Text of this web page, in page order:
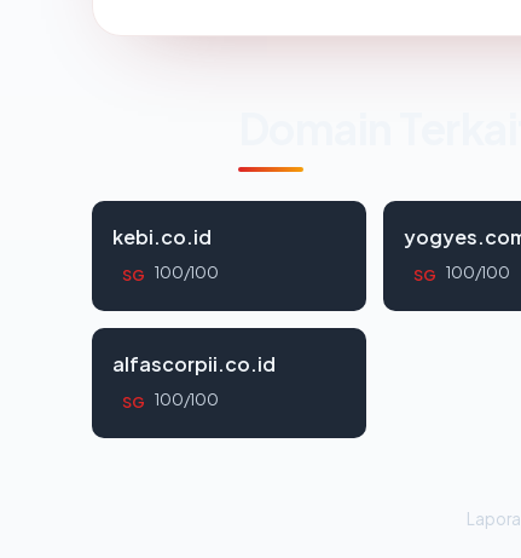
kebi.co.id
SG 100/100 SG 100/100
alfascorpii.co.id
SG 100/100